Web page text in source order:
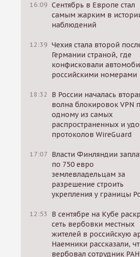
16:09 Сентябрь в Европе стал
самым жарким в
наблюдений
12:39 Чехия стала второй
Германии страной, где
конфисковали
российскими номерами
18:32
В России началась
волна блокировок VPN
одному из самых
распространенных и
протоколов WireGuard
17:07 Власти Финляндии
по 750 евро
землевладельцам за
разрешение строить
укрепления у границы
12:53
В сентябре на Кубе
сеть вербовки местных
жителей в российскую
Наемники рассказали,
вербовал сотрудник РАН